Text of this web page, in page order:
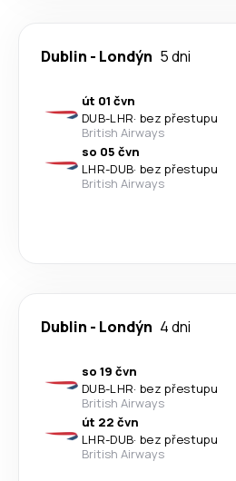
Dublin - Londýn 5 dni
út 01 čvn
DUB-LHR· bez přestupu
British Airways
so 05 čvn
LHR-DUB· bez přestupu
British Airways
Dublin - Londýn 4 dni
so 19 čvn
DUB-LHR· bez přestupu
British Airways
út 22 čvn
LHR-DUB· bez přestupu
British Airways